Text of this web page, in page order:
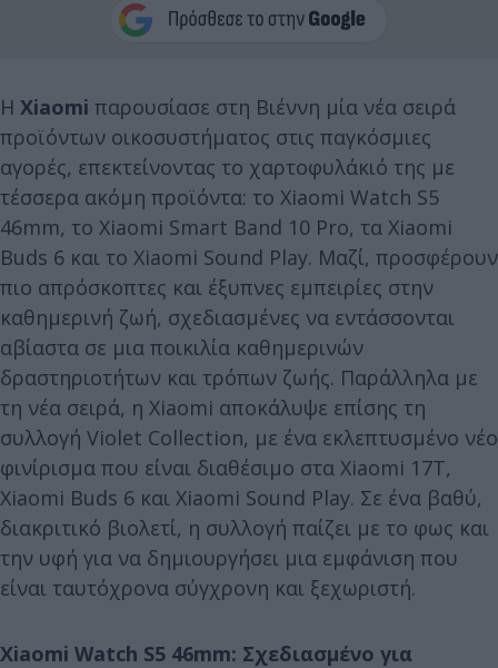
Η Xiaomi παρουσίασε στη Βιέννη μία νέα σειρά
προϊόντων οικοσυστήματος στις παγκόσμιες
αγορές, επεκτείνοντας το χαρτοφυλάκιό της με
τέσσερα ακόμη προϊόντα: το Xiaomi Watch S5
46mm, το Xiaomi Smart Band 10 Pro, τα Xiaomi
Buds 6 και το Xiaomi Sound Play. Μαζί, προσφέρουν
πιο απρόσκοπτες και έξυπνες εμπειρίες στην
καθημερινή ζωή, σχεδιασμένες να εντάσσονται
αβίαστα σε μια ποικιλία καθημερινών
δραστηριοτήτων και τρόπων ζωής. Παράλληλα με
τη νέα σειρά, η Xiaomi αποκάλυψε επίσης τη
συλλογή Violet Collection, με ένα εκλεπτυσμένο νέο
φινίρισμα που είναι διαθέσιμο στα Xiaomi 17T,
Xiaomi Buds 6 και Xiaomi Sound Play. Σε ένα βαθύ,
διακριτικό βιολετί, η συλλογή παίζει με το φως και
την υφή για να δημιουργήσει μια εμφάνιση που
είναι ταυτόχρονα σύγχρονη και ξεχωριστή.
Xiaomi Watch S5 46mm: Σχεδιασμένο για